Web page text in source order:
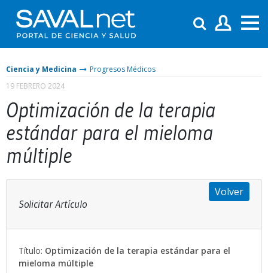
Ciencia y Medicina
Progresos Médicos
19 FEBRERO 2024
Optimización de la terapia
estándar para el mieloma
múltiple
Solicitar Artículo
Volver
Título: Optimización de la terapia estándar para el
mieloma múltiple